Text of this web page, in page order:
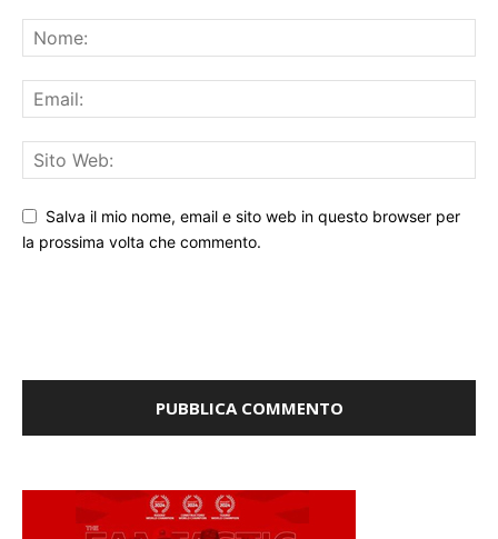
Salva il mio nome, email e sito web in questo browser per
la prossima volta che commento.